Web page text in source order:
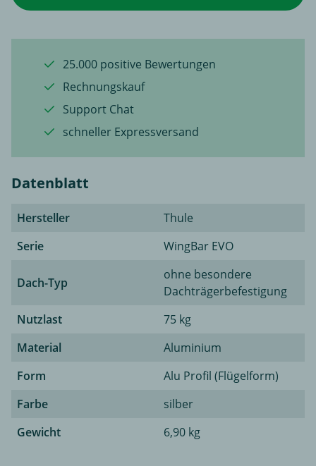
25.000 positive Bewertungen
Rechnungskauf
Support Chat
schneller Expressversand
Datenblatt
Hersteller
Thule
Serie
WingBar EVO
Dach-Typ
ohne besondere
Dachträgerbefestigung
Nutzlast
75 kg
Material
Aluminium
Form
Alu Profil (Flügelform)
Farbe
silber
Gewicht
6,90 kg